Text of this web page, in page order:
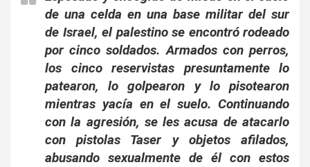
de una celda en una base militar del sur
de Israel, el palestino se encontró rodeado
por cinco soldados. Armados con perros,
los cinco reservistas presuntamente lo
patearon, lo golpearon y lo pisotearon
mientras yacía en el suelo. Continuando
con la agresión, se les acusa de atacarlo
con pistolas Taser y objetos afilados,
abusando sexualmente de él con estos